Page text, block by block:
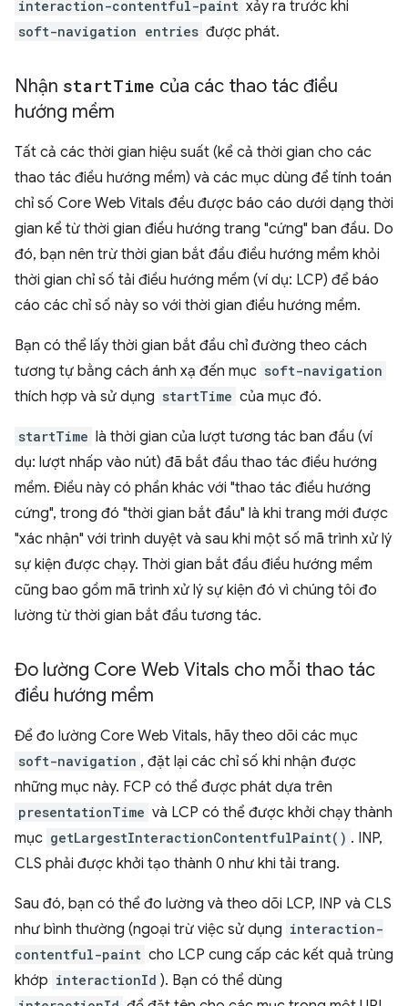
interaction-contentful-paint xảy ra trước khi
soft-navigation entries được phát.
Nhận startTime của các thao tác điều
hướng mềm
Tất cả các thời gian hiệu suất (kể cả thời gian cho các
thao tác điều hướng mềm) và các mục dùng để tính toán
chỉ số Core Web Vitals đều được báo cáo dưới dạng thời
gian kể từ thời gian điều hướng trang "cứng" ban đầu. Do
đó, bạn nên trừ thời gian bắt đầu điều hướng mềm khỏi
thời gian chỉ số tải điều hướng mềm (ví dụ: LCP) để báo
cáo các chỉ số này so với thời gian điều hướng mềm.
Bạn có thể lấy thời gian bắt đầu chỉ đường theo cách
tương tự bằng cách ánh xạ đến mục soft-navigation
thích hợp và sử dụng startTime của mục đó.
startTime là thời gian của lượt tương tác ban đầu (ví
dụ: lượt nhấp vào nút) đã bắt đầu thao tác điều hướng
mềm. Điều này có phần khác với "thao tác điều hướng
cứng", trong đó "thời gian bắt đầu" là khi trang mới được
"xác nhận" với trình duyệt và sau khi một số mã trình xử lý
sự kiện được chạy. Thời gian bắt đầu điều hướng mềm
cũng bao gồm mã trình xử lý sự kiện đó vì chúng tôi đo
lường từ thời gian bắt đầu tương tác.
Đo lường Core Web Vitals cho mỗi thao tác
điều hướng mềm
Để đo lường Core Web Vitals, hãy theo dõi các mục
soft-navigation , đặt lại các chỉ số khi nhận được
những mục này. FCP có thể được phát dựa trên
presentationTime và LCP có thể được khởi chạy thành
mục getLargestInteractionContentfulPaint() . INP,
CLS phải được khởi tạo thành 0 như khi tải trang.
Sau đó, bạn có thể đo lường và theo dõi LCP, INP và CLS
như bình thường (ngoại trừ việc sử dụng interaction-
contentful-paint cho LCP cung cấp các kết quả trùng
khớp interactionId ). Bạn có thể dùng